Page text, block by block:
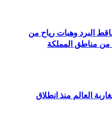
البرد وهبات رياح من
من مناطق المملكة
من مغاربة العالم منذ انطلاق